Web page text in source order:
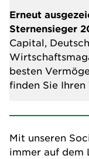
Erneut
Sternensieger
Capital,
besten
finden Sie
Mit unseren
immer auf dem